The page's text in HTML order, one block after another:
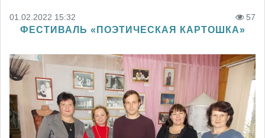
01.02.2022 15:32 57
ФЕСТИВАЛЬ «ПОЭТИЧЕСКАЯ КАРТОШКА»